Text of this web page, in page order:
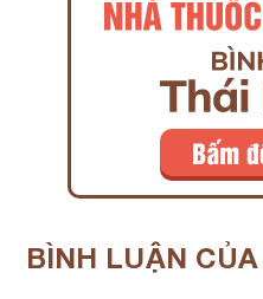
BÌNH LUẬN